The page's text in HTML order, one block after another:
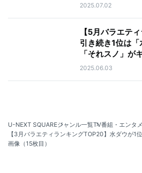
2025.07.02
【5月バラエテ
引き続き1位は
「それスノ」が
2025.06.03
U-NEXT SQUAREジャンル一覧TV番組・エンタ
【3月バラエティランキングTOP20】水ダウが1
画像（15枚目）